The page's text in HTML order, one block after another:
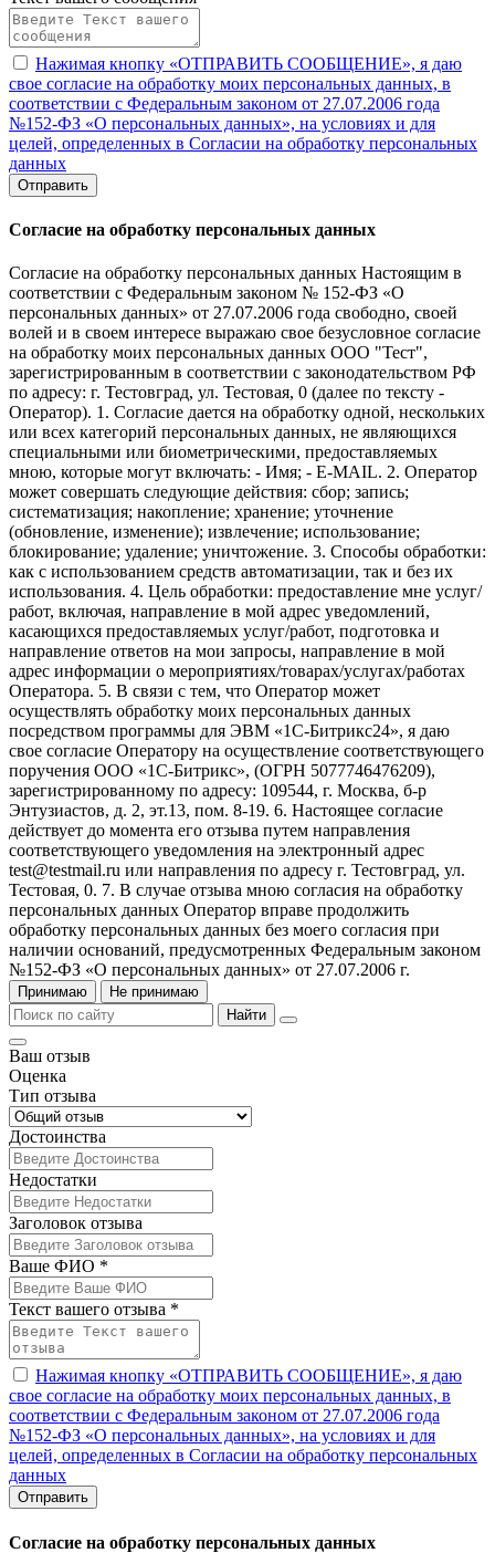
Нажимая кнопку «ОТПРАВИТЬ СООБЩЕНИЕ», я даю
свое согласие на обработку моих персональных данных, в
соответствии с Федеральным законом от 27.07.2006 года
№152-ФЗ «О персональных данных», на условиях и для
целей, определенных в Согласии на обработку персональных
данных
Отправить
Согласие на обработку персональных данных
Согласие на обработку персональных данных Настоящим в
соответствии с Федеральным законом № 152-ФЗ «О
персональных данных» от 27.07.2006 года свободно, своей
волей и в своем интересе выражаю свое безусловное согласие
на обработку моих персональных данных ООО "Тест",
зарегистрированным в соответствии с законодательством РФ
по адресу: г. Тестовград, ул. Тестовая, 0 (далее по тексту -
Оператор). 1. Согласие дается на обработку одной, нескольких
или всех категорий персональных данных, не являющихся
специальными или биометрическими, предоставляемых
мною, которые могут включать: - Имя; - E-MAIL. 2. Оператор
может совершать следующие действия: сбор; запись;
систематизация; накопление; хранение; уточнение
(обновление, изменение); извлечение; использование;
блокирование; удаление; уничтожение. 3. Способы обработки:
как с использованием средств автоматизации, так и без их
использования. 4. Цель обработки: предоставление мне услуг/
работ, включая, направление в мой адрес уведомлений,
касающихся предоставляемых услуг/работ, подготовка и
направление ответов на мои запросы, направление в мой
адрес информации о мероприятиях/товарах/услугах/работах
Оператора. 5. В связи с тем, что Оператор может
осуществлять обработку моих персональных данных
посредством программы для ЭВМ «1С-Битрикс24», я даю
свое согласие Оператору на осуществление соответствующего
поручения ООО «1С-Битрикс», (ОГРН 5077746476209),
зарегистрированному по адресу: 109544, г. Москва, б-р
Энтузиастов, д. 2, эт.13, пом. 8-19. 6. Настоящее согласие
действует до момента его отзыва путем направления
соответствующего уведомления на электронный адрес
test@testmail.ru или направления по адресу г. Тестовград, ул.
Тестовая, 0. 7. В случае отзыва мною согласия на обработку
персональных данных Оператор вправе продолжить
обработку персональных данных без моего согласия при
наличии оснований, предусмотренных Федеральным законом
№152-ФЗ «О персональных данных» от 27.07.2006 г.
Принимаю
Не принимаю
Найти
Ваш отзыв
Оценка
Тип отзыва
Достоинства
Недостатки
Заголовок отзыва
Ваше ФИО *
Текст вашего отзыва *
Нажимая кнопку «ОТПРАВИТЬ СООБЩЕНИЕ», я даю
свое согласие на обработку моих персональных данных, в
соответствии с Федеральным законом от 27.07.2006 года
№152-ФЗ «О персональных данных», на условиях и для
целей, определенных в Согласии на обработку персональных
данных
Отправить
Согласие на обработку персональных данных